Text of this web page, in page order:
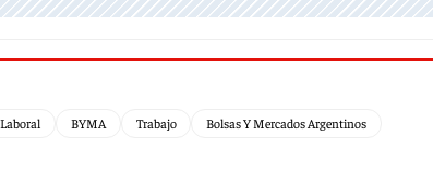
BYMA Trabajo Bolsas Y Mercados Argentinos